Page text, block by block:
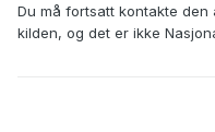
Du må fortsatt kontakte
kilden, og det er ikke